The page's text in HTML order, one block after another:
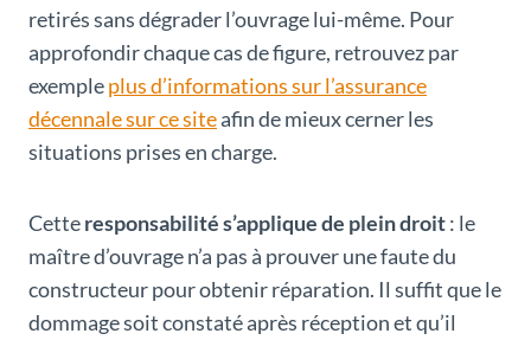
retirés sans dégrader l’ouvrage lui-même. Pour
approfondir chaque cas de figure, retrouvez par
exempleplus d’informations sur l’assurance
décennale sur ce siteafin de mieux cerner les
situations prises en charge.
Cetteresponsabilité s’applique de plein droit: le
maître d’ouvrage n’a pas à prouver une faute du
constructeur pour obtenir réparation. Il suffit que le
dommage soit constaté après réception et qu’il